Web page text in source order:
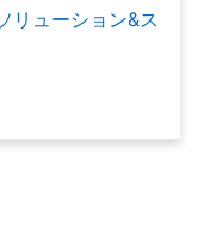
リューション&ス